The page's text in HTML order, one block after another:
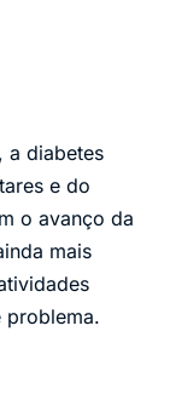
a diabetes
e do
o avanço da
mais
problema.